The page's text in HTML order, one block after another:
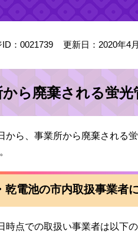
ID：0021739 更新日：2020年4
から廃棄される蛍
から、事業所から廃棄される
乾電池の市内取扱事業者
時点での取扱い事業者は以下の